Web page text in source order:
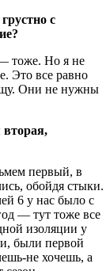
с
тоже. Но я не
Это все равно
Они не нужны
вторая,
первый, в
обойдя стыки.
6 у нас было с
— тут тоже все
изоляции у
были первой
не хочешь, а